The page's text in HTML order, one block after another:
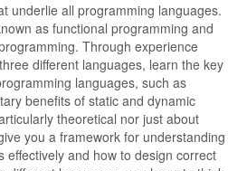
underlie all programming languages.
as functional programming and
Through experience
different languages, learn the key
languages, such as
benefits of static and dynamic
theoretical nor just about
you a framework for understanding
effectively and how to design correct